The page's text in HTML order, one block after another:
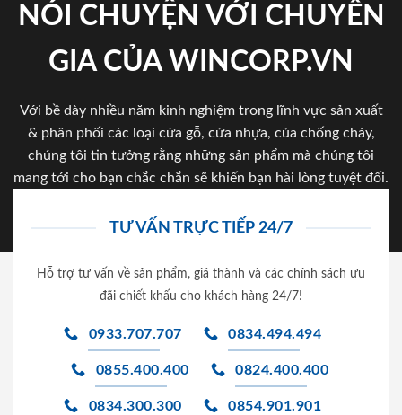
NÓI CHUYỆN VỚI CHUYÊN
GIA CỦA WINCORP.VN
Với bề dày nhiều năm kinh nghiệm trong lĩnh vực sản xuất
& phân phối các loại cửa gỗ, cửa nhựa, của chống cháy,
chúng tôi tin tưởng rằng những sản phẩm mà chúng tôi
mang tới cho bạn chắc chắn sẽ khiến bạn hài lòng tuyệt đối.
TƯ VẤN TRỰC TIẾP 24/7
Hỗ trợ tư vấn về sản phẩm, giá thành và các chính sách ưu
đãi chiết khấu cho khách hàng 24/7!
0933.707.707 0834.494.494
0855.400.400 0824.400.400
0834.300.300 0854.901.901